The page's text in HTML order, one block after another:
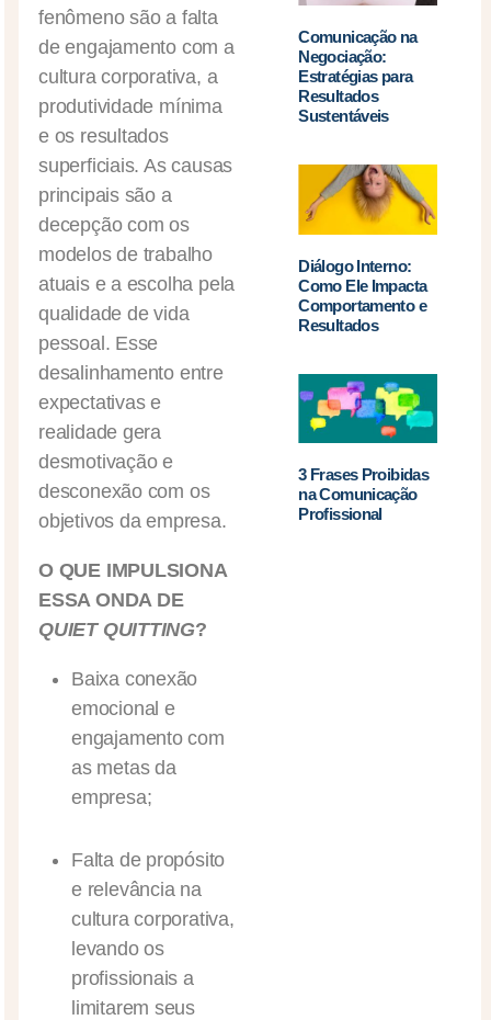
fenômeno são a falta
de engajamento com a
cultura corporativa, a
produtividade mínima
e os resultados
superficiais. As causas
principais são a
decepção com os
modelos de trabalho
atuais e a escolha pela
qualidade de vida
pessoal. Esse
desalinhamento entre
expectativas e
realidade gera
desmotivação e
desconexão com os
objetivos da empresa.
O QUE IMPULSIONA
ESSA ONDA DE
QUIET QUITTING?
Baixa conexão
emocional e
engajamento com
as metas da
empresa;
Falta de propósito
e relevância na
cultura corporativa,
levando os
profissionais a
limitarem seus
Comunicação na
Negociação:
Estratégias para
Resultados
Sustentáveis
Diálogo Interno:
Como Ele Impacta
Comportamento e
Resultados
3 Frases Proibidas
na Comunicação
Profissional